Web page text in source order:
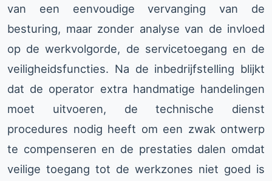
van een eenvoudige vervanging van de
besturing, maar zonder analyse van de invloed
op de werkvolgorde, de servicetoegang en de
veiligheidsfuncties. Na de inbedrijfstelling blijkt
dat de operator extra handmatige handelingen
moet uitvoeren, de technische dienst
procedures nodig heeft om een zwak ontwerp
te compenseren en de prestaties dalen omdat
veilige toegang tot de werkzones niet goed is